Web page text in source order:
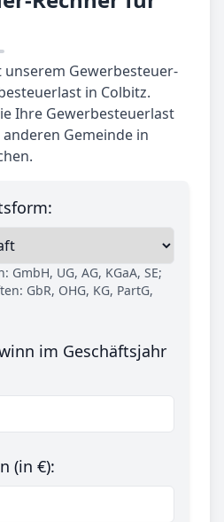
unserem Gewerbesteuer-
in Colbitz.
Ihre Gewerbesteuerlast
Gemeinde in
UG, AG, KGaA, SE;
GbR, OHG, KG, PartG,
im Geschäftsjahr
(in €):